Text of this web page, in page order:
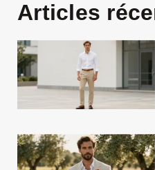
Articles